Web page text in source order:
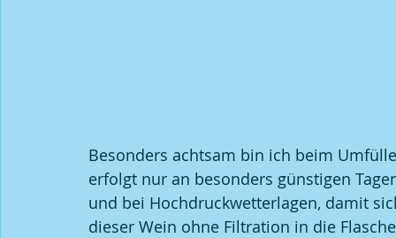
Besonders achtsam bin ich beim
erfolgt nur an besonders günstigen
und bei Hochdruckwetterlagen, damit
dieser Wein ohne Filtration in die